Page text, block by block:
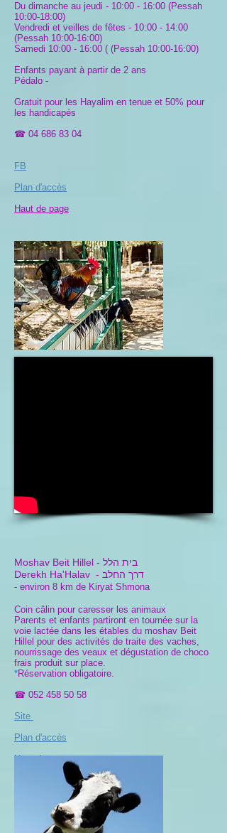
Du dimanche au jeudi - 10:00 - 16:00 (Pessah
10:00-18:00)
Vendredi et veilles de fêtes - 10:00 - 14:00
(Pessah 10:00-16:00)
Samedi 10:00 - 16:00 ( (Pessah 10:00-16:00)
Enfants payant à partir de 2 ans
Pédalo -
Gratuit pour les Hayalim en tenue et 50% pour
les handicapés
☎ 04 686 83 04
FB
Plan d'accès
Haut de page
Moshav Beit Hillel - בית הלל
Derekh Ha'Halav
- דרך החלב
- environ 8 km de Kiryat Shmona
Coin câlin pour caresser les animaux
Parents et enfants partiront en tournée sur la
voie lactée dans les étables du moshav Beit
Hillel pour des activités de traite des vaches,
nourrissage des veaux et dégustation de choco
frais produit sur place.
*Réservation obligatoire.
☎ 052 458 50 58
Site
Plan d'accès
Haut de page